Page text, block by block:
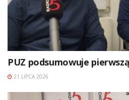
PUZ podsumowuje
21 LIPCA 2026